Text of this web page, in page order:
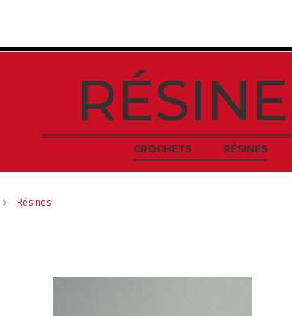
CROCHETS RÉSINES
Résines